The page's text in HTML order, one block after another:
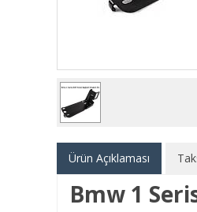
Ürün Açıklaması
Bmw 1